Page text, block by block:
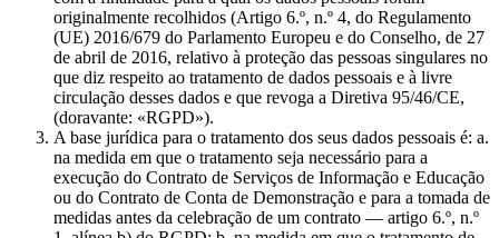
originalmente recolhidos (Artigo 6.º, n.º 4, do Regulamento
(UE) 2016/679 do Parlamento Europeu e do Conselho, de 27
de abril de 2016, relativo à proteção das pessoas singulares no
que diz respeito ao tratamento de dados pessoais e à livre
circulação desses dados e que revoga a Diretiva 95/46/CE,
(doravante: «RGPD»).
A base jurídica para o tratamento dos seus dados pessoais é: a.
na medida em que o tratamento seja necessário para a
execução do Contrato de Serviços de Informação e Educação
ou do Contrato de Conta de Demonstração e para a tomada de
medidas antes da celebração de um contrato — artigo 6.º, n.º